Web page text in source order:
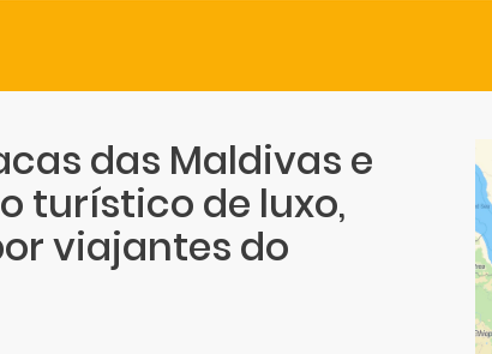
das Maldivas e
turístico de luxo,
viajantes do